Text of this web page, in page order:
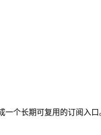
一个长期可复用的订阅入口